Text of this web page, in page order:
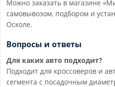
Можно заказать в магазине
самовывозом, подбором и
Осколе.
Вопросы и ответы
Для каких авто подходит?
Подходит для кроссоверов и
сегмента с посадочным